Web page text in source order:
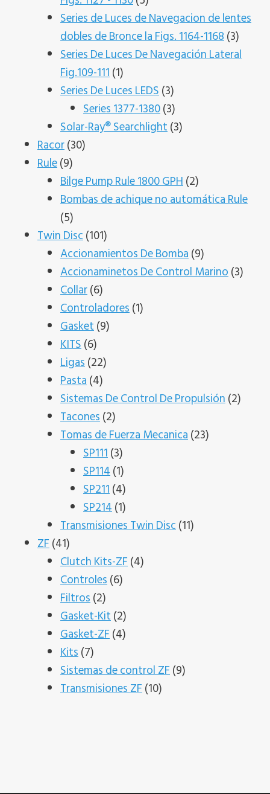
productos
Series de Luces de Navegacion de lentes
dobles de Bronce la Figs. 1164-1168 33
Series De Luces De Navegación Lateral
Fig.109-111 11
producto
Series De Luces LEDS 33
productos
Series 1377-1380 33
productos
Solar-Ray® Searchlight 33
Racor 3030
Rule 99
productos
Bilge Pump Rule 1800 GPH 22
productos
Bombas de achique no automática Rule
55
productos
Twin Disc 101101
productos
Accionamientos De Bomba 99
productos
Accionaminetos De Control Marino 33
Collar 66
productos
Controladores 11
Gasket 99
KITS 66
productos
Ligas 2222
Pasta 44
productos
Sistemas De Control De Propulsión 22
Tacones 22
productos
Tomas de Fuerza Mecanica 2323
SP111 33
productos
SP114 11
producto
SP211 44
productos
SP214 11
producto
Transmisiones Twin Disc 1111
ZF 4141
productos
Clutch Kits-ZF 44
Controles 66
Filtros 22
productos
Gasket-Kit 22
productos
Gasket-ZF 44
Kits 77
productos
Sistemas de control ZF 99
Transmisiones ZF 1010